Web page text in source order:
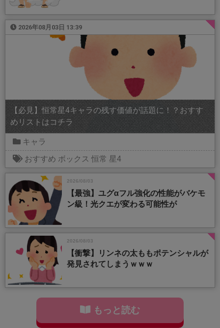
2026年08月03日 13:39
【必見】恒常星4キャラの残す価値が話題に！？おすす
めリストはコチラ
キャラ
おすすめ ボックス 恒常 星4
2026/08/03
【最強】ユグαフル強化の性能がバケモ
ン級！光クエが変わる可能性が
2026/08/03
【衝撃】リンネの太ももポテンシャルが
発見されてしまうｗｗｗ
もっと読む